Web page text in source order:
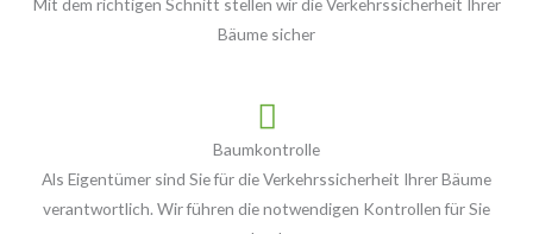
Bäume sicher
Baumkontrolle
Als Eigentümer sind Sie für die Verkehrssicherheit Ihrer Bäume
verantwortlich. Wir führen die notwendigen Kontrollen für Sie